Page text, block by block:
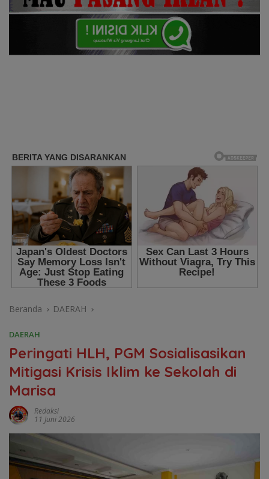
Beranda DAERAH
DAERAH
Peringati HLH, PGM Sosialisasikan
Mitigasi Krisis Iklim ke Sekolah di
Marisa
Redaksi
11 Juni 2026